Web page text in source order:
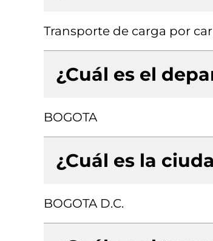
Transporte de carga por
¿Cuál es el
BOGOTA
¿Cuál es la
BOGOTA D.C.